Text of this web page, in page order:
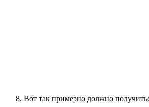
Вот так примерно должно